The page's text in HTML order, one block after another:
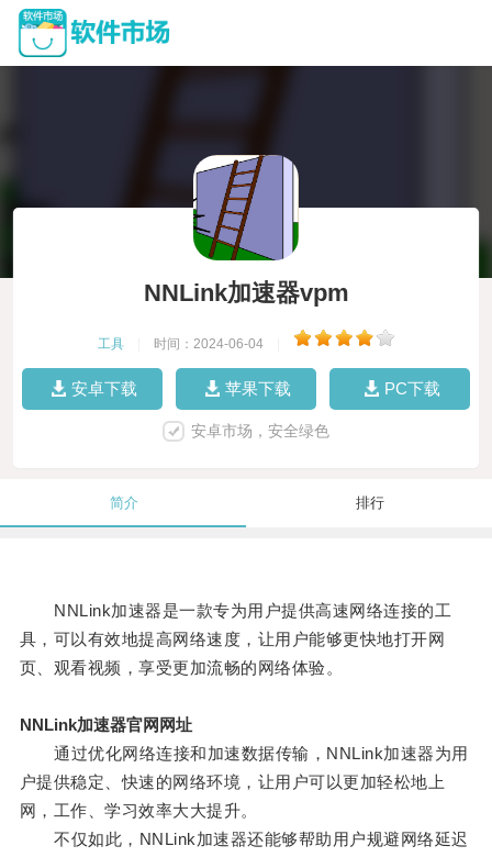
NNLink加速器vpm
工具 时间：2024-06-04
安卓下载 苹果下载 PC下载
安卓市场，安全绿色
简介 排行
NNLink加速器是一款专为用户提供高速网络连接的工
具，可以有效地提高网络速度，让用户能够更快地打开网
页、观看视频，享受更加流畅的网络体验。
NNLink加速器官网网址
通过优化网络连接和加速数据传输，NNLink加速器为用
户提供稳定、快速的网络环境，让用户可以更加轻松地上
网，工作、学习效率大大提升。
不仅如此，NNLink加速器还能够帮助用户规避网络延迟